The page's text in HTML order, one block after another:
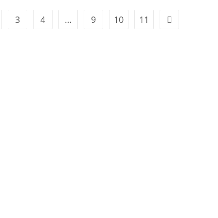
3 4 … 9 10 11